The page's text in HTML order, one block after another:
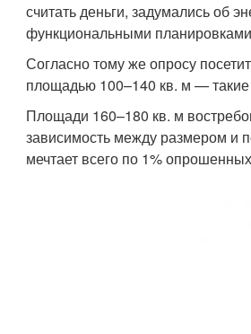
считать деньги, задумались об
функциональными
Согласно тому же опросу
площадью 100–140 кв. м —
Площади 160–180 кв. м
зависимость между размером и
мечтает всего по 1%